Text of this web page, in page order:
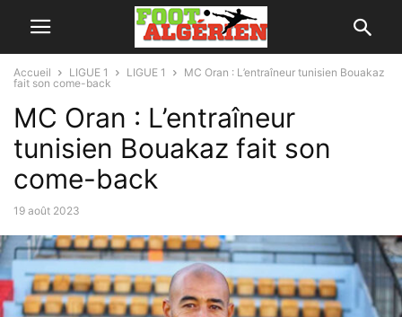
Accueil LIGUE 1 LIGUE 1
MC Oran : L’entraîneur tunisien Bouakaz
fait son come-back
MC Oran : L’entraîneur
tunisien Bouakaz fait son
come-back
19 août 2023